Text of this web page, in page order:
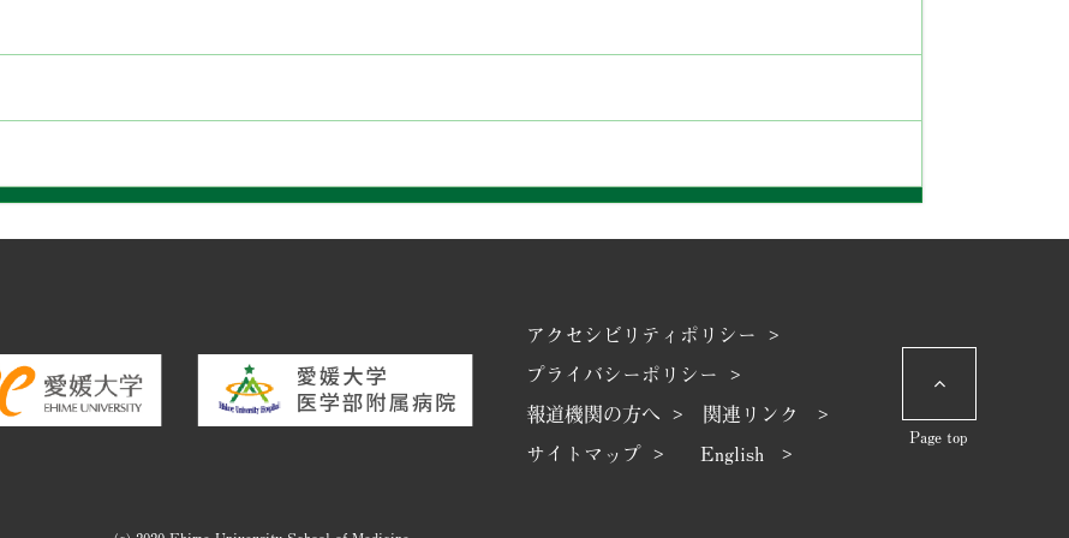
アクセシビリティポリシー >
プライバシーポリシー >
報道機関の方へ >
関連リンク >
サイトマップ >
English >
Page top